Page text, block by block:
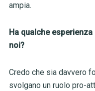
ampia.
Ha qualche
noi?
Credo che sia davvero
svolgano un ruolo pro-